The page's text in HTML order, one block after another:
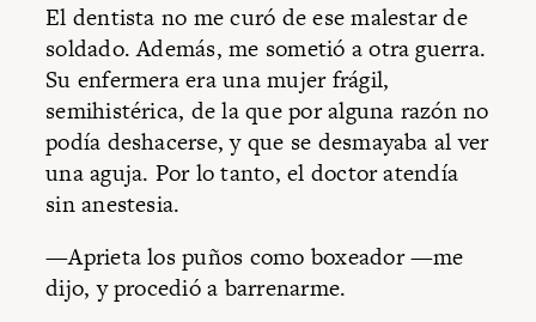
El dentista no me curó de ese malestar de
soldado. Además, me sometió a otra guerra.
Su enfermera era una mujer frágil,
semihistérica, de la que por alguna razón no
podía deshacerse, y que se desmayaba al ver
una aguja. Por lo tanto, el doctor atendía
sin anestesia.
—Aprieta los puños como boxeador —me
dijo, y procedió a barrenarme.